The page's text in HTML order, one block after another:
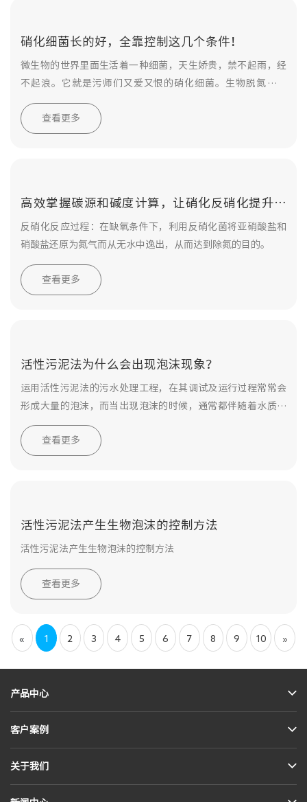
硝化细菌长的好，全靠控制这几个条件！
微生物的世界里面生活着一种细菌，天生娇贵，禁不起雨，经
不起浪。它就是污师们又爱又恨的硝化细菌。生物脱氮的骁
将，微生物界的贵族！像这样优秀的菌，为何这么难培养？看
完下面这些控制条件你就知道了！
查看更多
高效掌握碳源和碱度计算，让硝化反硝化提升到
新高度！
反硝化反应过程：在缺氧条件下，利用反硝化菌将亚硝酸盐和
硝酸盐还原为氮气而从无水中逸出，从而达到除氮的目的。
查看更多
活性污泥法为什么会出现泡沫现象？
运用活性污泥法的污水处理工程，在其调试及运行过程常常会
形成大量的泡沫，而当出现泡沫的时候，通常都伴随着水质急
剧恶化，处理效果变差。这时候就需要消除泡沫，恢复正常处
理。下面将就活性污泥法泡沫的形成和消除作一介绍。
查看更多
活性污泥法产生生物泡沫的控制方法
活性污泥法产生生物泡沫的控制方法
查看更多
« 1 2 3 4 5 6 7 8 9 10 »
产品中心
客户案例
关于我们